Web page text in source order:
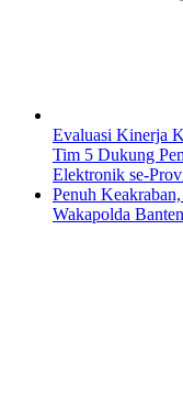
Evaluasi Kinerja
Tim 5 Dukung
Elektronik se-
Penuh
Wakapolda